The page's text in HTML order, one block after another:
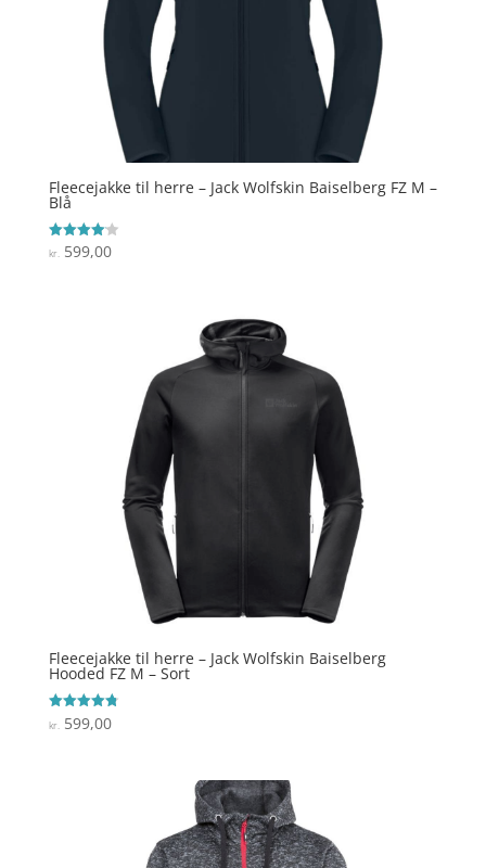
Fleecejakke til herre – Jack Wolfskin Baiselberg FZ M –
Blå
Vurderet
4.1
kr.599,00
Fleecejakke til herre – Jack Wolfskin Baiselberg
Hooded FZ M – Sort
Vurderet
4.8
kr.599,00